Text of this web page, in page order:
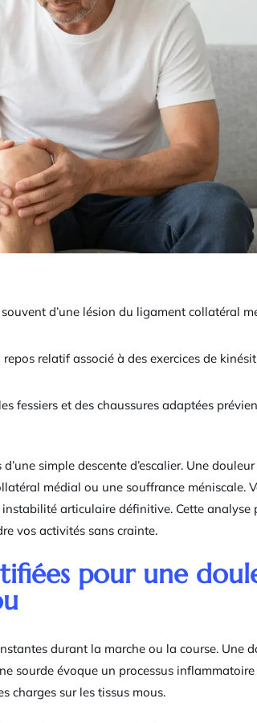
d’une lésion du ligament collatéral
relatif associé à des exercices de
fessiers et des chaussures adaptées
simple descente d’escalier. Une
médial ou une souffrance méniscale.
articulaire définitive. Cette analyse
vos activités sans crainte.
pour une
durant la marche ou la course. Une
sourde évoque un processus inflammatoire
charges sur les tissus mous.